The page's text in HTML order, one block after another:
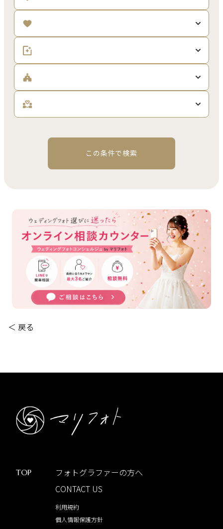
この条件で検索
＜ 戻る
TOP
フォトグラファーの方へ
CONTACT US
利用規約
個人情報保護方針